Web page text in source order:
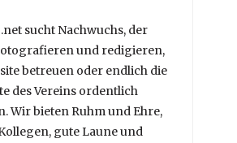
sucht Nachwuchs, der
und redigieren,
betreuen oder endlich die
des Vereins ordentlich
Wir bieten Ruhm und Ehre,
gute Laune und